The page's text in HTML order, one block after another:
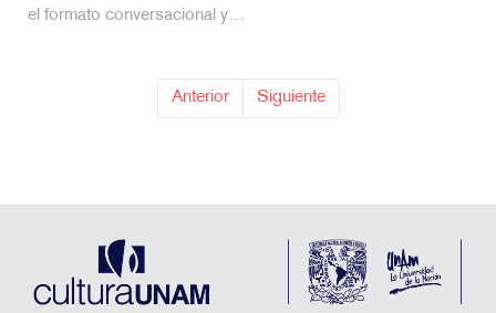
Coordinación de Difusión Cultural, Ciudad Universitaria, Av.
Insurgentes Sur 3000, Del. Coyoacán, Ciudad de México,
México. CP 04510.